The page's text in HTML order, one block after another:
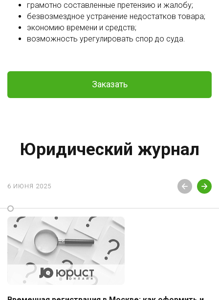
грамотно составленные претензию и жалобу;
безвозмездное устранение недостатков товара;
экономию времени и средств;
возможность урегулировать спор до суда.
Заказать
Юридический журнал
6 ИЮНЯ 2025